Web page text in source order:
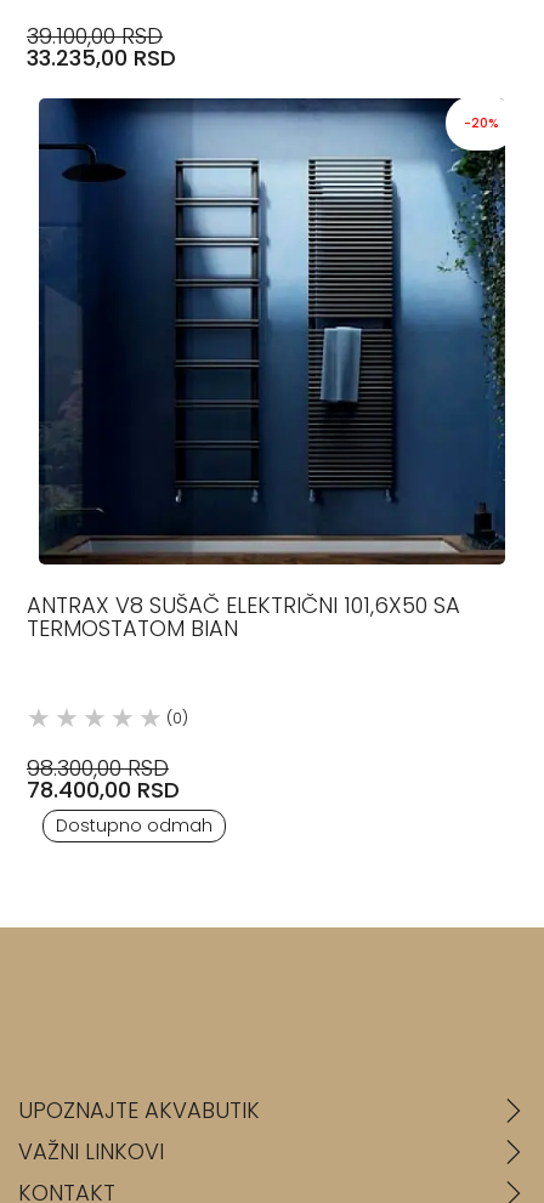
39.100,00 RSD
33.235,00 RSD
-20%
ANTRAX V8 SUŠAČ ELEKTRIČNI 101,6X50 SA
TERMOSTATOM BIAN
(0)
98.300,00 RSD
78.400,00 RSD
Dostupno odmah
UPOZNAJTE AKVABUTIK
VAŽNI LINKOVI
KONTAKT